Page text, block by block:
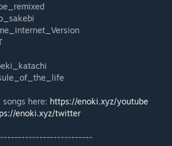
songs here: https://enoki.xyz/youtube
enoki.xyz/twitter